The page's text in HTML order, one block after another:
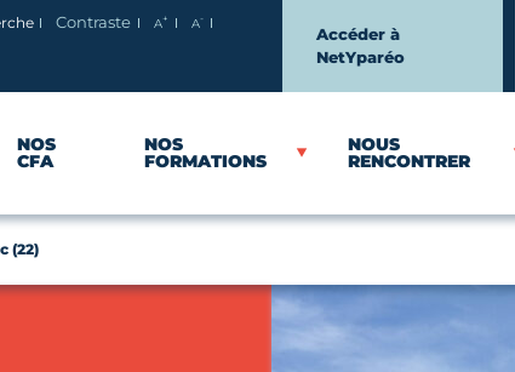
Contraste A+
Agrandir le texte
A-
Réduire le texte
Accéder à
NetYparéo
NOS
CFA
NOS
FORMATIONS
NOUS
RENCONTRER
(22)